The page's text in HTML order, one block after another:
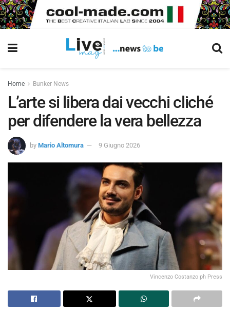
Home Bunker News
L’arte si libera dai vecchi cliché
per difendere la vera bellezza
by Mario Altomura 9 Giugno 2026
Vincenzo Costanzo ph Press